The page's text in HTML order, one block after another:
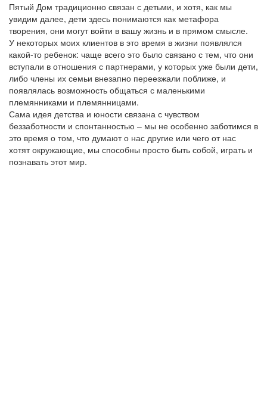
Пятый Дом традиционно связан с детьми, и хотя, как мы
увидим далее, дети здесь понимаются как метафора
творения, они могут войти в вашу жизнь и в прямом смысле.
У некоторых моих клиентов в это время в жизни появлялся
какой-то ребенок: чаще всего это было связано с тем, что они
вступали в отношения с партнерами, у которых уже были дети,
либо члены их семьи внезапно переезжали поближе, и
появлялась возможность общаться с маленькими
племянниками и племянницами.
Сама идея детства и юности связана с чувством
беззаботности и спонтанностью – мы не особенно заботимся в
это время о том, что думают о нас другие или чего от нас
хотят окружающие, мы способны просто быть собой, играть и
познавать этот мир.